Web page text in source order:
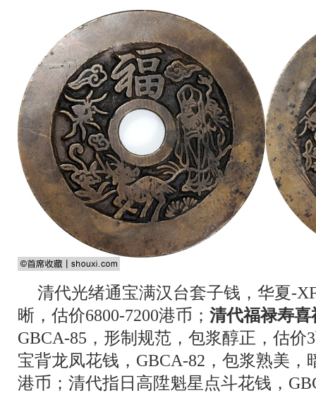
清代光绪通宝满汉台套子钱，华夏-
晰，估价6800-7200港币； 清代福禄寿
GBCA-85，形制规范，包浆醇正，估价
宝背龙凤花钱，GBCA-82，包浆熟美，
港币；清代指日高陞魁星点斗花钱，